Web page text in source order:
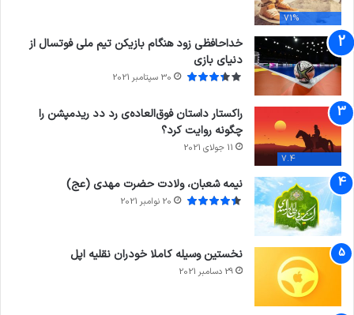
71%
خداحافظی زود هنگام بازیکن تیم ملی فوتسال از
دنیای بازی
30 سپتامبر 2021
7.4
راکستار داستان فوق‌العاده‌ی رد دد ریدمپشن را
چگونه روایت کرد؟
11 جولای 2021
نیمه شعبان، ولادت حضرت مهدی (عج)
20 نوامبر 2021
نخستین وسیله کاملا خودران نقلیه اپل
29 دسامبر 2021